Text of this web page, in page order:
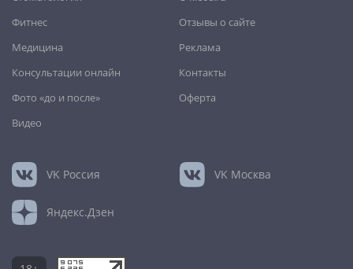
Фитнес
Медицина
Консультации онлайн
Фото «до и после»
Видео
Отзывы о сайте
Реклама
Контакты
Оферта
VK Россия VK Москва
Яндекс.Дзен